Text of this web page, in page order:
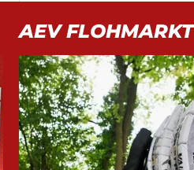
AEV FLOHMARKT